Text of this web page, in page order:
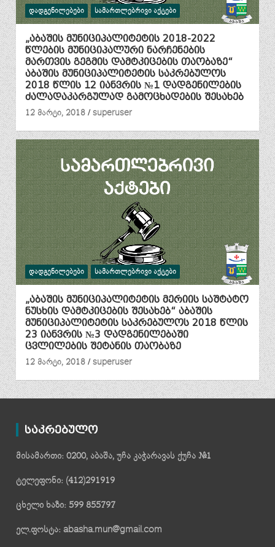
ᲓᲐᲓᲒᲔᲜᲘᲚᲔᲑᲔᲑᲘ ᲡᲐᲛᲐᲠᲗᲚᲔᲑᲠᲘᲕᲘ ᲐᲥᲢᲔᲑᲘ
„აბაშის მუნიციპალიტეტის 2018-2022
წლების მუნიციპალური ნარჩენების
მართვის გეგმის დამტკიცების თაობაზე“
აბაშის მუნიციპალიტეტის საკრებულოს
2018 წლის 12 იანვრის №1 დადგენილების
ძალადაკარგულად გამოცხადების შესახებ
12 მარტი, 2018
superuser
ᲓᲐᲓᲒᲔᲜᲘᲚᲔᲑᲔᲑᲘ ᲡᲐᲛᲐᲠᲗᲚᲔᲑᲠᲘᲕᲘ ᲐᲥᲢᲔᲑᲘ
„აბაშის მუნიციპალიტეტის მერიის საშტატო
ნუსხის დამტკიცების შესახებ“ აბაშის
მუნიციპალიტეტის საკრებულოს 2018 წლის
23 იანვრის №3 დადგენილებაში
ცვლილების შეტანის თაობაზე
12 მარტი, 2018
superuser
საკრებულო
მისამართი: 0200, აბაშა, უჩა კაჭარავას ქუჩა №1
ტელეფონი: (412)291919
ცხელი ხაზი: 599 855797
ელ.ფოსტა: abasha.mun@gmail.com